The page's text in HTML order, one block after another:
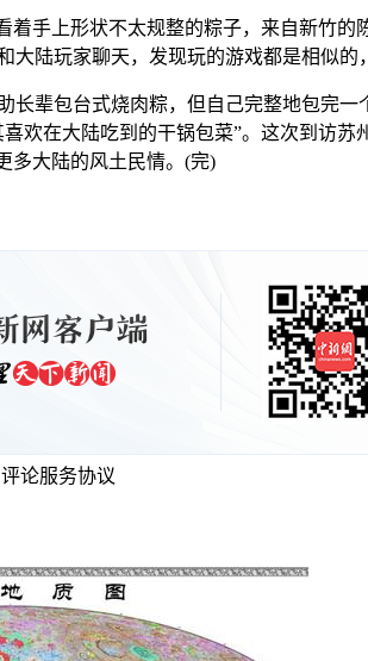
手上形状不太规整的粽子，来自新竹的
大陆玩家聊天，发现玩的游戏都是相似
包台式烧肉粽，但自己完整地包完一
欢在大陆吃到的干锅包菜”。这次到访
多大陆的风土民情。(完)
论服务协议